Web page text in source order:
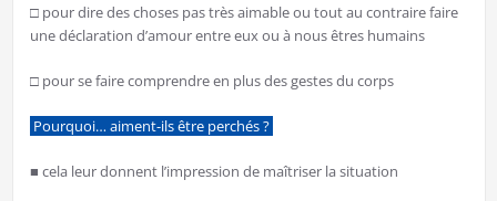
□ pour dire des choses pas très aimable ou tout au contraire faire
une déclaration d’amour entre eux ou à nous êtres humains
□ pour se faire comprendre en plus des gestes du corps
Pourquoi… aiment-ils être perchés ?
■ cela leur donnent l’impression de maîtriser la situation